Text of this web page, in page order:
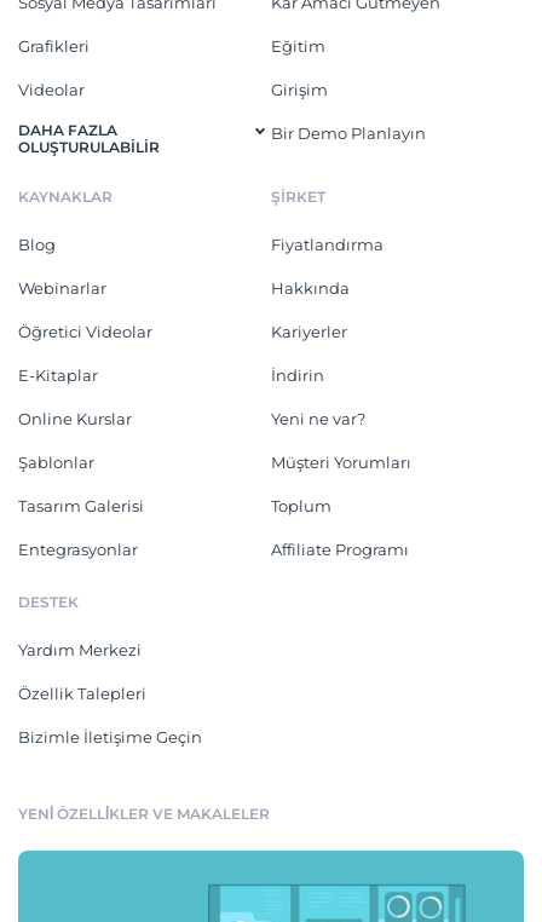
Grafikleri
Videolar
DAHA FAZLA
OLUŞTURULABILIR
Eğitim
Girişim
Bir Demo Planlayın
KAYNAKLAR
Blog
Webinarlar
Öğretici Videolar
E-Kitaplar
Online Kurslar
Şablonlar
Tasarım Galerisi
Entegrasyonlar
ŞİRKET
Fiyatlandırma
Hakkında
Kariyerler
İndirin
Yeni ne var?
Müşteri Yorumları
Toplum
Affiliate Programı
DESTEK
Yardım Merkezi
Özellik Talepleri
Bizimle İletişime Geçin
YENİ ÖZELLİKLER VE MAKALELER